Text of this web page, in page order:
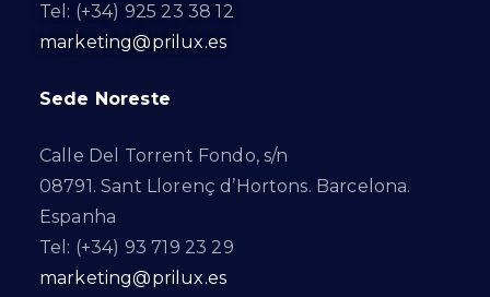
Tel: (+34) 925 23 38 12
marketing@prilux.es
Sede Noreste
Calle Del Torrent Fondo, s/n
08791. Sant Llorenç d’Hortons. Barcelona.
Espanha
Tel: (+34) 93 719 23 29
marketing@prilux.es